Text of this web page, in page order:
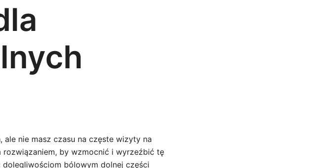
nie masz czasu na częste wizyty na
rozwiązaniem, by wzmocnić i wyrzeźbić tę
bólowym dolnej części